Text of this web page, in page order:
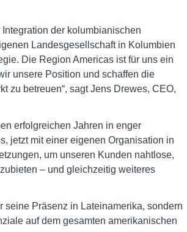
der kolumbianischen
Landesgesellschaft in Kolumbien
Die Region Americas ist für uns ein
unsere Position und schaffen die
zu betreuen“, sagt Jens Drewes, CEO,
erfolgreichen Jahren in enger
jetzt mit einer eigenen Organisation in
um unseren Kunden nahtlose,
– und gleichzeitig weiteres
seine Präsenz in Lateinamerika, sondern
auf dem gesamten amerikanischen